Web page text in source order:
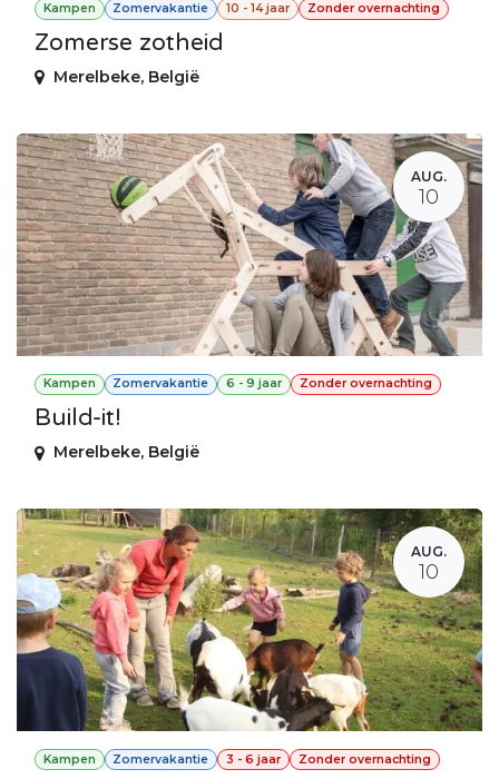
Kampen Zomervakantie 10 - 14 jaar Zonder overnachting
Zomerse zotheid
Merelbeke, België
AUG.
10
Kampen Zomervakantie 6 - 9 jaar Zonder overnachting
Build-it!
Merelbeke, België
AUG.
10
Kampen Zomervakantie 3 - 6 jaar Zonder overnachting